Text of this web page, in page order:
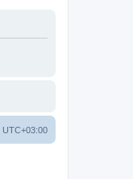
UTC+03:00